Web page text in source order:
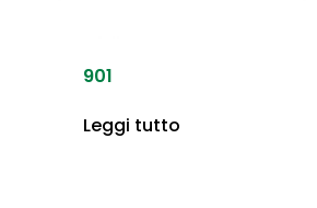
901
Leggi tutto